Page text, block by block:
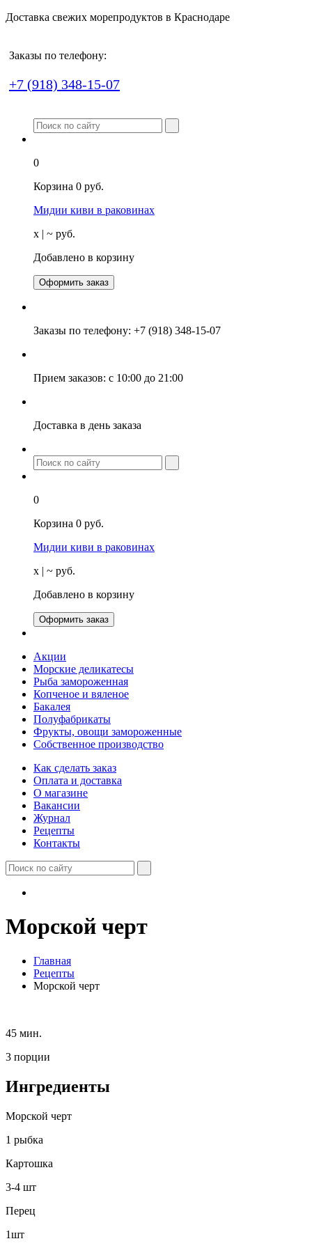
Доставка свежих морепродуктов в Краснодаре
Заказы по телефону:
+7 (918) 348-15-07
0
Корзина 0 руб.
Мидии киви в раковинах
х | ~ руб.
Добавлено в корзину
Оформить заказ
Заказы по телефону: +7 (918) 348-15-07
Прием заказов: с 10:00 до 21:00
Доставка в день заказа
0
Корзина 0 руб.
Мидии киви в раковинах
х | ~ руб.
Добавлено в корзину
Оформить заказ
Акции
Морские деликатесы
Рыба замороженная
Копченое и вяленое
Бакалея
Полуфабрикаты
Фрукты, овощи замороженные
Собственное производство
Как сделать заказ
Оплата и доставка
О магазине
Вакансии
Журнал
Рецепты
Контакты
Морской черт
Главная
Рецепты
Морской черт
45 мин.
3 порции
Ингредиенты
Морской черт
1 рыбка
Картошка
3-4 шт
Перец
1шт